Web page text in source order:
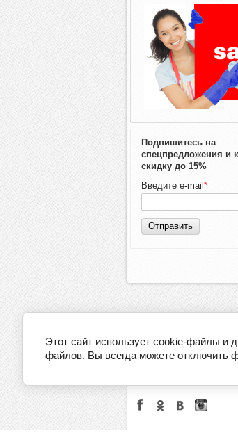
Подпишитесь на
спецпредложения и
скидку до 15%
Введите e-mail *
Отправить
Этот сайт использует cookie-файлы и
файлов. Вы всегда можете отключить